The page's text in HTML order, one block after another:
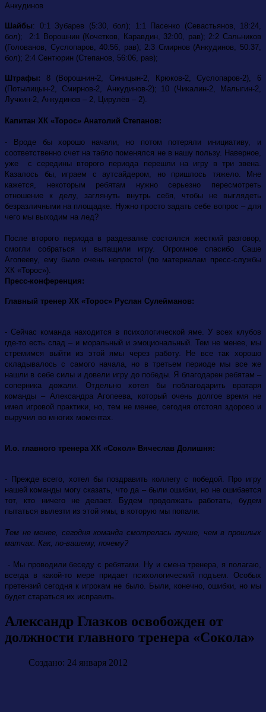
Анкудинов
Шайбы: 0:1 Зубарев (5:30, бол); 1:1 Пасенко (Севастьянов, 18:24,
бол); 2:1 Ворошнин (Кочетков, Каравдин, 32:00, рав); 2:2 Сальников
(Голованов, Суслопаров, 40:56, рав); 2:3 Смирнов (Анкудинов, 50:37,
бол); 2:4 Сентюрин (Степанов, 56:06, рав);
Штрафы: 8 (Ворошнин-2, Синицын-2, Крюков-2, Суслопаров-2), 6
(Потылицын-2,
Смирнов-2, Анкудинов-2); 10 (Чикалин-2, Малыгин-2,
Лучкин-2, Анкудинов – 2, Цирулёв – 2).
Капитан ХК «Торос» Анатолий Степанов:
- Вроде бы хорошо начали, но потом потеряли инициативу, и
соответственно счет на табло поменялся не в нашу пользу. Наверное,
уже с середины второго периода перешли на игру в три звена.
Казалось бы, играем с аутсайдером, но пришлось тяжело. Мне
кажется, некоторым ребятам нужно серьезно пересмотреть
отношение к делу, заглянуть внутрь себя, чтобы не выглядеть
безразличными на площадке. Нужно просто задать себе вопрос – для
чего мы выходим на лед?
После второго периода в раздевалке состоялся жесткий разговор,
смогли собраться и вытащили игру. Огромное спасибо Саше
Агопееву, ему было очень непросто! (по материалам пресс-службы
ХК «Торос»).
Пресс-конференция:
Главный тренер ХК «Торос» Руслан Сулейманов:
- Сейчас команда находится в психологической яме. У всех клубов
где-то есть спад – и моральный и эмоциональный. Тем не менее, мы
стремимся выйти из этой ямы через работу. Не все так хорошо
складывалось с самого начала, но в третьем периоде мы все же
нашли в себе силы и довели игру до победы. Я благодарен ребятам –
соперника дожали. Отдельно хотел бы поблагодарить вратаря
команды – Александра Агопеева, который очень долгое время не
имел игровой практики, но, тем не менее, сегодня отстоял здорово и
выручил во многих моментах.
И.о. главного тренера ХК «Сокол» Вячеслав Долишня:
- Прежде всего, хотел бы поздравить коллегу с победой. Про игру
нашей команды могу сказать, что да – были ошибки, но не ошибается
тот, кто ничего не делает. Будем продолжать работать, будем
пытаться вылезти из этой ямы, в которую мы попали.
Тем не менее, сегодня команда смотрелась лучше, чем в прошлых
матчах. Как, по-вашему, почему?
- Мы проводили беседу с ребятами. Ну и смена тренера, я полагаю,
всегда в какой-то мере придает психологический подъем. Особых
претензий сегодня к игрокам не было. Были, конечно, ошибки, но мы
будет стараться их исправить.
Александр Глазков освобожден от
должности главного тренера «Сокола»
Создано: 24 января 2012